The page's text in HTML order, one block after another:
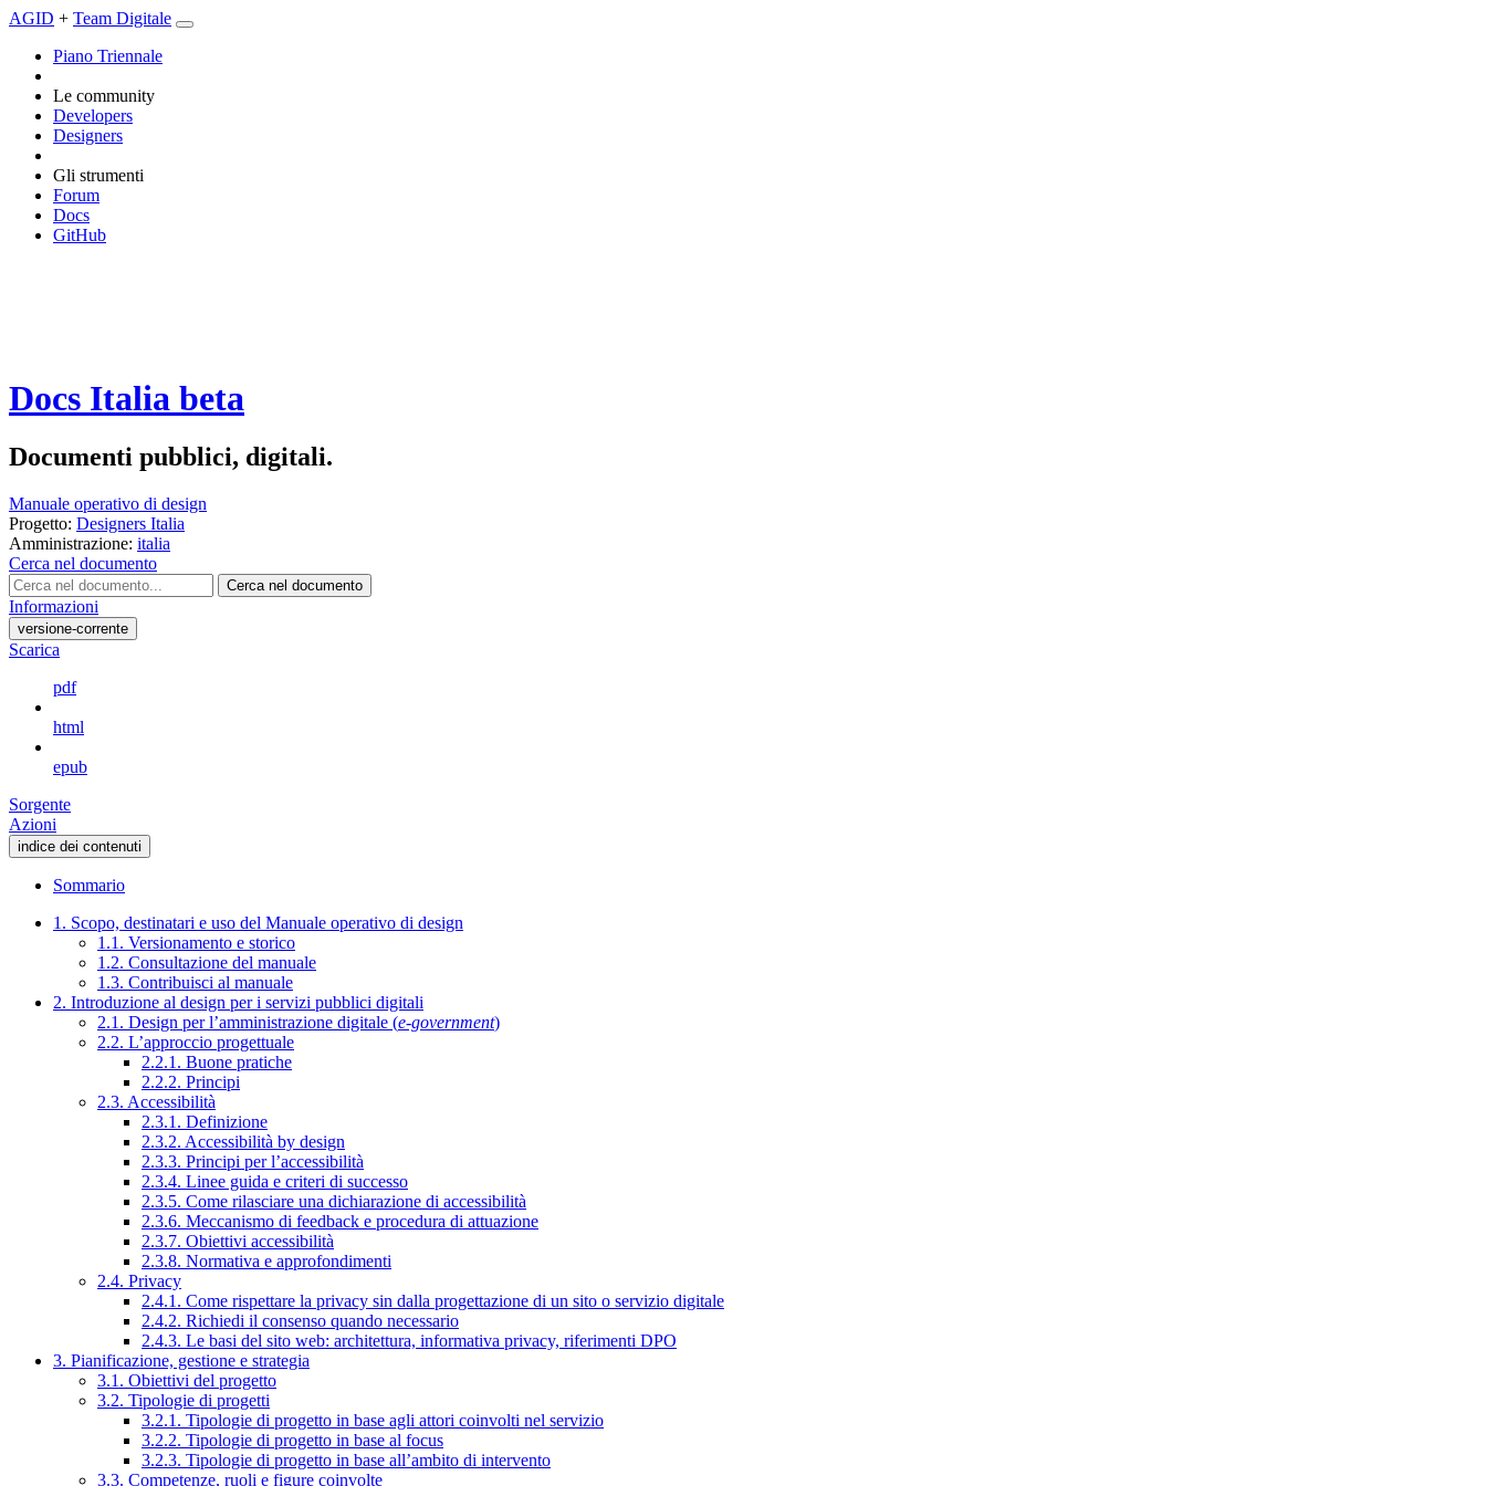
AGID + Team Digitale
Piano Triennale
Le community
Developers
Designers
Gli strumenti
Forum
Docs
GitHub
Docs Italia beta
Documenti pubblici, digitali.
Manuale operativo di design
Progetto: Designers Italia
Amministrazione: italia
Cerca nel documento
Cerca nel documento
Informazioni
versione-corrente
Scarica
pdf
html
epub
Sorgente
Azioni
indice dei contenuti
Sommario
1. Scopo, destinatari e uso del Manuale operativo di design
1.1. Versionamento e storico
1.2. Consultazione del manuale
1.3. Contribuisci al manuale
2. Introduzione al design per i servizi pubblici digitali
2.1. Design per l’amministrazione digitale (e-government)
2.2. L’approccio progettuale
2.2.1. Buone pratiche
2.2.2. Principi
2.3. Accessibilità
2.3.1. Definizione
2.3.2. Accessibilità by design
2.3.3. Principi per l’accessibilità
2.3.4. Linee guida e criteri di successo
2.3.5. Come rilasciare una dichiarazione di accessibilità
2.3.6. Meccanismo di feedback e procedura di attuazione
2.3.7. Obiettivi accessibilità
2.3.8. Normativa e approfondimenti
2.4. Privacy
2.4.1. Come rispettare la privacy sin dalla progettazione di un sito o servizio digitale
2.4.2. Richiedi il consenso quando necessario
2.4.3. Le basi del sito web: architettura, informativa privacy, riferimenti DPO
3. Pianificazione, gestione e strategia
3.1. Obiettivi del progetto
3.2. Tipologie di progetti
3.2.1. Tipologie di progetto in base agli attori coinvolti nel servizio
3.2.2. Tipologie di progetto in base al focus
3.2.3. Tipologie di progetto in base all’ambito di intervento
3.3. Competenze, ruoli e figure coinvolte